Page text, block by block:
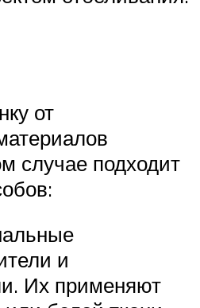
от
случае подходит
и
Их применяют